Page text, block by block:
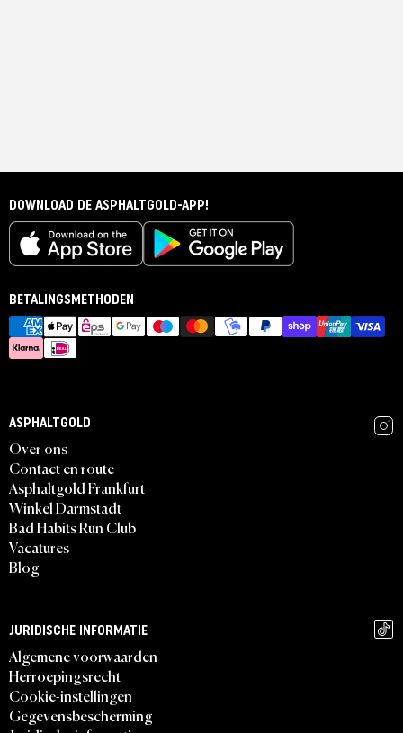
DOWNLOAD DE ASPHALTGOLD-APP!
BETALINGSMETHODEN
ASPHALTGOLD
Over ons
Contact en route
Asphaltgold Frankfurt
Winkel Darmstadt
Bad Habits Run Club
Vacatures
Blog
JURIDISCHE INFORMATIE
Algemene voorwaarden
Herroepingsrecht
Cookie-instellingen
Gegevensbescherming